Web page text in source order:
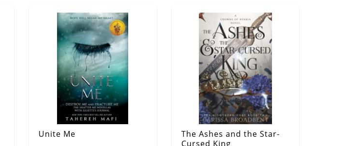
Unite Me
The Ashes and the Star-
Cursed King